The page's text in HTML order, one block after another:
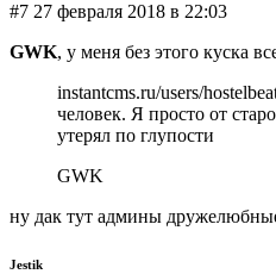
#7 27 февраля 2018 в 22:03
GWK, у меня без этого куска
instantcms.ru/users/
человек. Я просто от
утерял по глупости
GWK
ну дак тут админы
Jestik